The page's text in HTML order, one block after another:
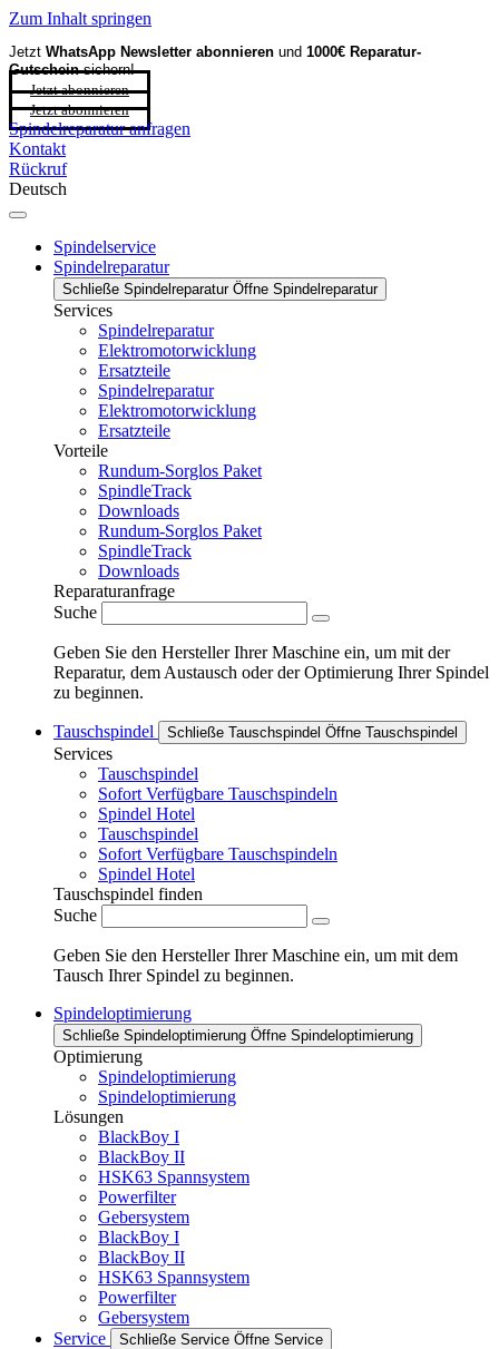
Zum Inhalt springen
Jetzt WhatsApp Newsletter abonnieren und 1000€ Reparatur-
Gutscheinsichern!
Jetzt abonnieren
Jetzt abonnieren
Spindelreparatur anfragen
Kontakt
Rückruf
Deutsch
Spindelservice
Spindelreparatur
Schließe Spindelreparatur Öffne Spindelreparatur
Services
Spindelreparatur
Elektromotorwicklung
Ersatzteile
Spindelreparatur
Elektromotorwicklung
Ersatzteile
Vorteile
Rundum-Sorglos Paket
SpindleTrack
Downloads
Rundum-Sorglos Paket
SpindleTrack
Downloads
Reparaturanfrage
Suche
Geben Sie den Hersteller Ihrer Maschine ein, um mit der
Reparatur, dem Austausch oder der Optimierung Ihrer Spindel
zu beginnen.
Tauschspindel Schließe Tauschspindel Öffne Tauschspindel
Services
Tauschspindel
Sofort Verfügbare Tauschspindeln
Spindel Hotel
Tauschspindel
Sofort Verfügbare Tauschspindeln
Spindel Hotel
Tauschspindel finden
Suche
Geben Sie den Hersteller Ihrer Maschine ein, um mit dem
Tausch Ihrer Spindel zu beginnen.
Spindeloptimierung
Schließe Spindeloptimierung Öffne Spindeloptimierung
Optimierung
Spindeloptimierung
Spindeloptimierung
Lösungen
BlackBoy I
BlackBoy II
HSK63 Spannsystem
Powerfilter
Gebersystem
BlackBoy I
BlackBoy II
HSK63 Spannsystem
Powerfilter
Gebersystem
Service
Schließe Service Öffne Service